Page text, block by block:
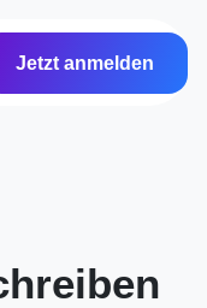
Jetzt anmelden